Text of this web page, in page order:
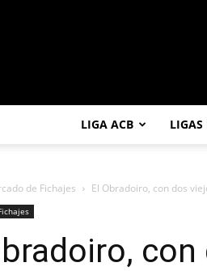
LIGA ACB LIGAS
de Fichajes El Obradoiro, con dos